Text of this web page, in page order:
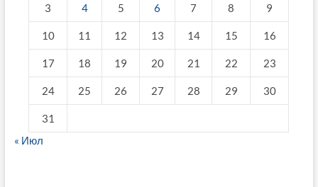
3 4 5 6 7 8 9
10 11 12 13 14 15 16
17 18 19 20 21 22 23
24 25 26 27 28 29 30
31
« Июл